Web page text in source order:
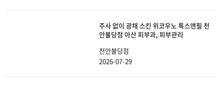
주사 없이 광채 스킨 위코우노 톡스앤필 천
안불당점 아산 피부과, 피부관리
천안불당점
2026-07-29